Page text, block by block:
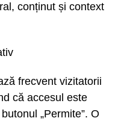
conținut și context
frecvent vizitatorii
că accesul este
„Permite”. O